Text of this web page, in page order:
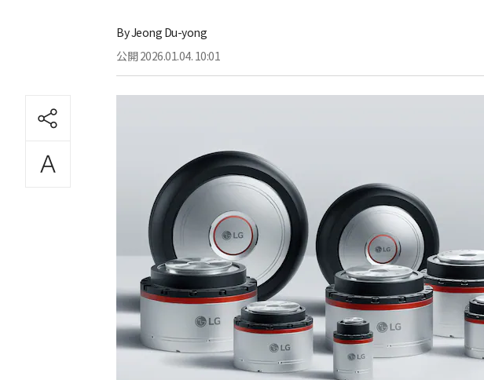
ByJeong Du-yong
公開 2026.01.04. 10:01